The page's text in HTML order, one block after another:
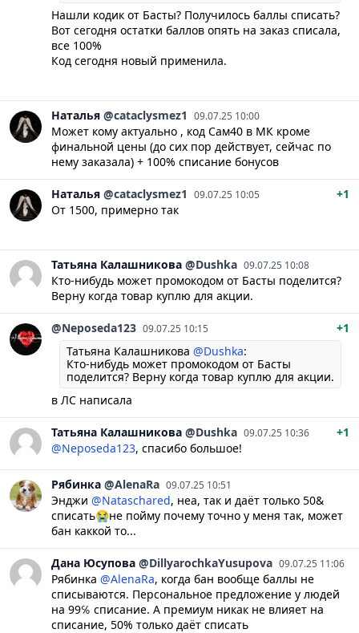
Нашли кодик от Басты? Получилось баллы списать?
Вот сегодня остатки баллов опять на заказ списала,
все 100%
Код сегодня новый применила.
Наталья @cataclysmez1 09.07.25 10:00
Может кому актуально , код Сам40 в МК кроме
финальной цены (до сих пор действует, сейчас по
нему заказала) + 100% списание бонусов
Наталья @cataclysmez1 09.07.25 10:05
+1
От 1500, примерно так
Татьяна Калашникова @Dushka 09.07.25 10:08
Кто-нибудь может промокодом от Басты поделится?
Верну когда товар куплю для акции.
@Neposeda123 09.07.25 10:15
+1
Татьяна Калашникова @Dushka:
Кто-нибудь может промокодом от Басты
поделится? Верну когда товар куплю для акции.
в ЛС написала
Татьяна Калашникова @Dushka 09.07.25 10:36
+1
@Neposeda123, спасибо большое!
Рябинка @AlenaRa 09.07.25 10:51
Энджи @Nataschared, неа, так и даёт только 50&
списать😭не пойму почему точно у меня так, может
бан каккой то...
Дана Юсупова @DillyarochkaYusupova 09.07.25 11:06
Рябинка @AlenaRa, когда бан вообще баллы не
списываются. Персональное предложение у людей
на 99℅ списание. А премиум никак не влияет на
списание, 50% только даёт списать